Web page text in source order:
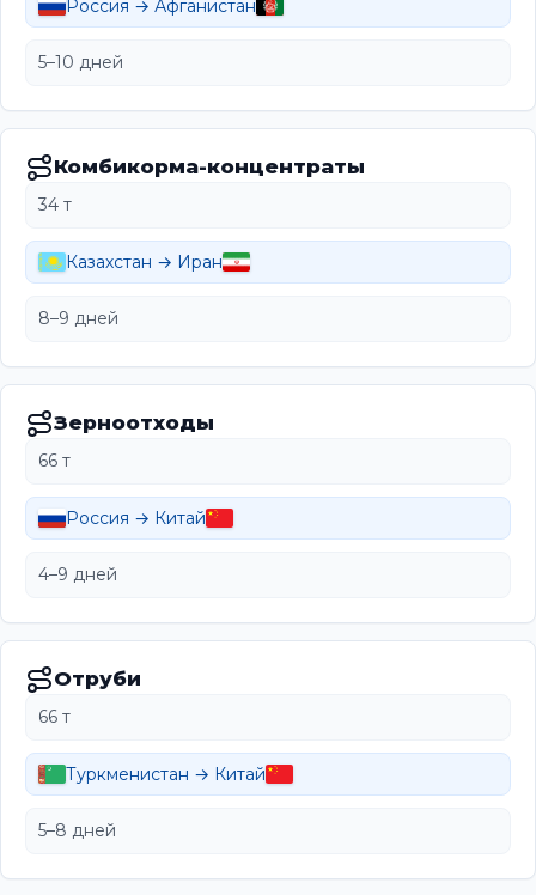
Россия → Афганистан
5–10 дней
Комбикорма-концентраты
34 т
Казахстан → Иран
8–9 дней
Зерноотходы
66 т
Россия → Китай
4–9 дней
Отруби
66 т
Туркменистан → Китай
5–8 дней